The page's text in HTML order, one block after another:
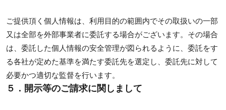
ご提供頂く個人情報は、利用目的の範囲内でその取扱いの一部
又は全部を外部事業者に委託する場合がございます。その場合
は、委託した個人情報の安全管理が図られるように、委託をす
る各社が定めた基準を満たす委託先を選定し、委託先に対して
必要かつ適切な監督を行います。
５．開示等のご請求に関しまして